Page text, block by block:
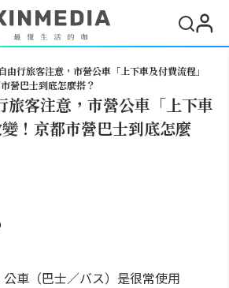
由行旅客注意，市營公車「上下車及付費流程」
營巴士到底怎麼搭？
旅客注意，市營公車「上下車
！京都市營巴士到底怎麼
車（巴士／バス）是很常使用